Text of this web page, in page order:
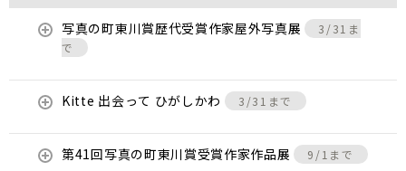
写真の町東川賞歴代受賞作家屋外写真展
3/31ま
で
Kitte 出会って ひがしかわ 3/31まで
第41回写真の町東川賞受賞作家作品展 9/1まで